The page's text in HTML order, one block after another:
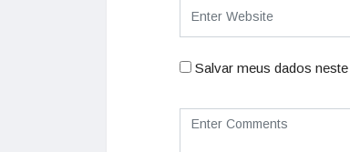
Salvar meus dados